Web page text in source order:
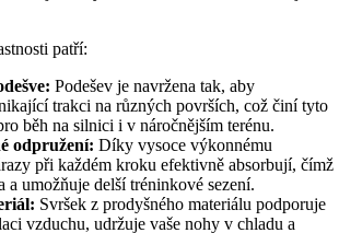
patří:
Podešev je navržena tak, aby
trakci na různých površích, což činí tyto
běh na silnici i v náročnějším terénu.
odpružení: Díky vysoce výkonnému
při každém kroku efektivně absorbují, čímž
a umožňuje delší tréninkové sezení.
Svršek z prodyšného materiálu podporuje
vzduchu, udržuje vaše nohy v chladu a